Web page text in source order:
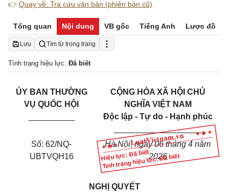
👉 Quay về: Tra cứu văn bản (phiên bản cũ)
Tổng quan Nội dung VB gốc Tiếng Anh Lược đồ
Lưu Tìm từ trong trang
Tình trạng hiệu lực: Đã biết
Hiệu lực: Đã biết
Tình trạng hiệu lực: Đã biết
ỦY BAN THƯỜNG
VỤ QUỐC HỘI
CỘNG HÒA XÃ HỘI CHỦ
NGHĨA VIỆT NAM
Độc lập - Tự do - Hạnh phúc
___________________
Số: 62/NQ-
UBTVQH16
Hà Nội, ngày 06 tháng 4 năm
2026
NGHỊ QUYẾT